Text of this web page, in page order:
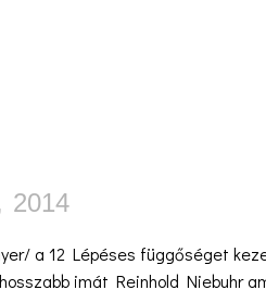
2014
a 12 Lépéses függőséget
imát Reinhold Niebuhr